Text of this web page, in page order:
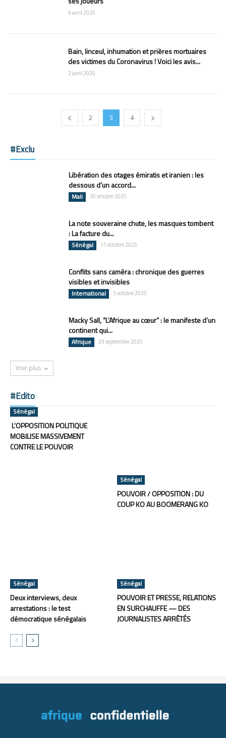
9 avril 2020
Bain, linceul, inhumation et prières mortuaires
des victimes du Coronavirus ! Voici les avis...
2 avril 2020
2 3 4
#Exclu
Libération des otages émiratis et iranien : les
dessous d’un accord...
Mali 30 octobre 2025
La note souveraine chute, les masques tombent
: La facture du...
Sénégal 11 octobre 2025
Conflits sans caméra : chronique des guerres
visibles et invisibles
International 3 octobre 2025
Macky Sall, “L’Afrique au cœur” : le manifeste d’un
continent qui...
Afrique 29 septembre 2025
Voir plus
#Edito
Sénégal
L’OPPOSITION POLITIQUE
MOBILISE MASSIVEMENT
CONTRE LE POUVOIR
Sénégal
POUVOIR / OPPOSITION : DU
COUP KO AU BOOMERANG KO
Sénégal
Deux interviews, deux
arrestations : le test
démocratique sénégalais
Sénégal
POUVOIR ET PRESSE, RELATIONS
EN SURCHAUFFE — DES
JOURNALISTES ARRÊTÉS